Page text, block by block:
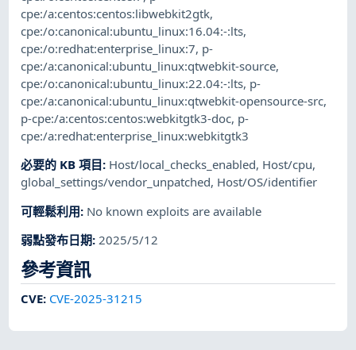
cpe:/a:centos:centos:libwebkit2gtk,
cpe:/o:canonical:ubuntu_linux:16.04:-:lts,
cpe:/o:redhat:enterprise_linux:7, p-
cpe:/a:canonical:ubuntu_linux:qtwebkit-source,
cpe:/o:canonical:ubuntu_linux:22.04:-:lts, p-
cpe:/a:canonical:ubuntu_linux:qtwebkit-opensource-src,
p-cpe:/a:centos:centos:webkitgtk3-doc, p-
cpe:/a:redhat:enterprise_linux:webkitgtk3
必要的 KB 項目: Host/local_checks_enabled, Host/cpu,
global_settings/vendor_unpatched, Host/OS/identifier
可輕鬆利用: No known exploits are available
弱點發布日期:2025/5/12
參考資訊
CVE: CVE-2025-31215